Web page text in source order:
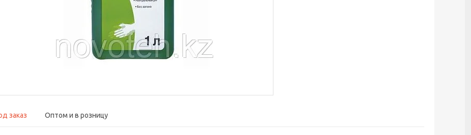
заказ Оптом и в розницу